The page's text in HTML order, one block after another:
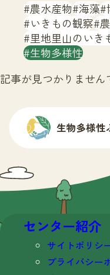
農水産物 海藻
いきもの観察
里地里山のいき
生物多様性
記事が見つかりません
センター紹介
サイトポリシ
プライバシー